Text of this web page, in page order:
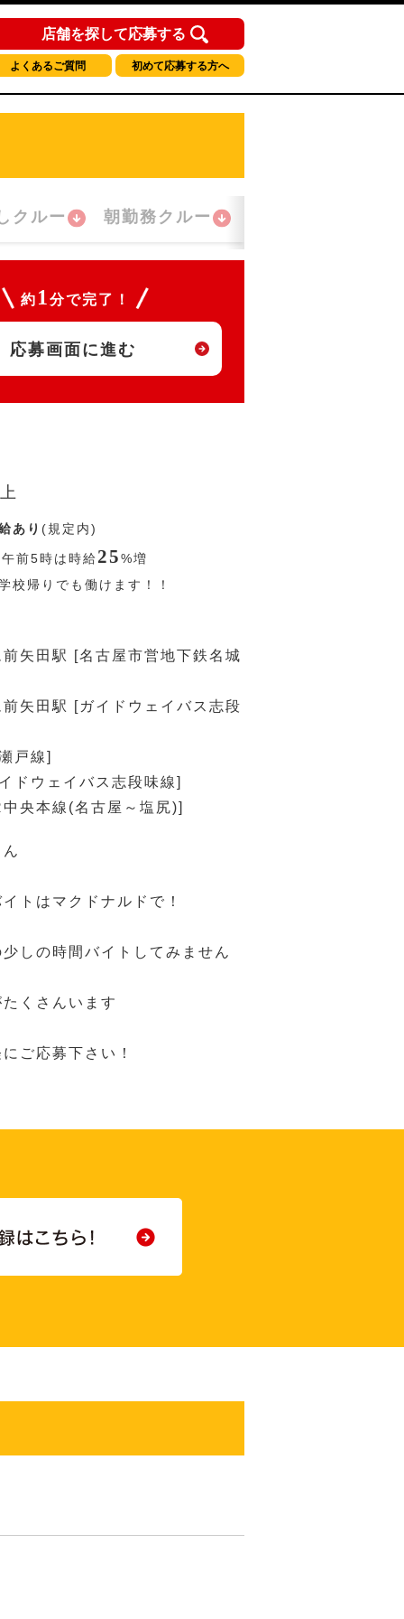
店舗を探して応募する
よくあるご質問 初めて応募する方へ
クルー 朝勤務クルー
約 1 分で完了！
応募画面に進む
あり (規定内)
前5時は時給25%増
校帰りでも働けます！！
矢田駅 [名古屋市営地下鉄名城
矢田駅 [ガイドウェイバス志段
戸線]
ドウェイバス志段味線]
央本線(名古屋～塩尻)]
トはマクドナルドで！
しの時間バイトしてみません
くさんいます
ご応募下さい！